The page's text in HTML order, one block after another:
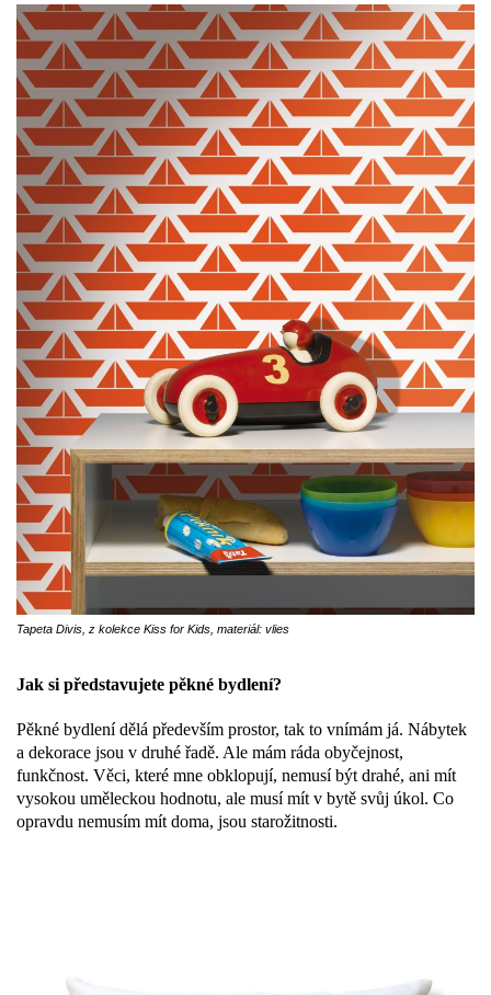
Tapeta Divis, z kolekce Kiss for Kids, materiál: vlies
Jak si představujete pěkné bydlení?
Pěkné bydlení dělá především prostor, tak to vnímám já. Nábytek
a dekorace jsou v druhé řadě. Ale mám ráda obyčejnost,
funkčnost. Věci, které mne obklopují, nemusí být drahé, ani mít
vysokou uměleckou hodnotu, ale musí mít v bytě svůj úkol. Co
opravdu nemusím mít doma, jsou starožitnosti.